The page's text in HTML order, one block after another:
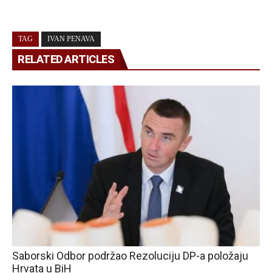
TAG IVAN PENAVA
RELATED ARTICLES
Saborski Odbor podržao Rezoluciju DP-a položaju
Hrvata u BiH